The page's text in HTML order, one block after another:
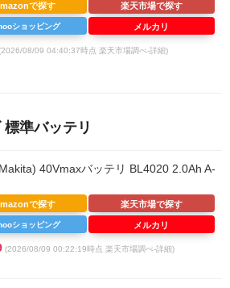
08/09 04:40:37時点 楽天市場調べ-詳細)
で探す 楽天市場で探す
ショッピング メルカリ
準バッテリ
40Vmaxバッテリ BL4020 2.0Ah A-
(2026/08/09 00:22:19時点 楽天市場調べ-詳細)
で探す 楽天市場で探す
ショッピング メルカリ